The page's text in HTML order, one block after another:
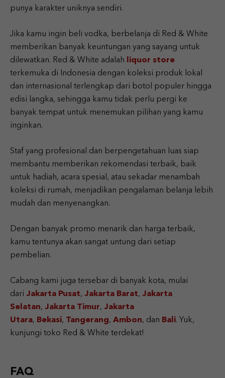
punya karakter uniknya sendiri.
Jika kamu ingin beli vodka, berbelanja di Red & White
memberikan banyak keuntungan yang sayang untuk
dilewatkan. Red & White adalah
liquor store
terkemuka di Indonesia dengan koleksi produk lokal
dan internasional terlengkap dari botol populer hingga
edisi langka, sehingga kamu tidak perlu pergi ke
banyak tempat untuk menemukan pilihan yang kamu
inginkan.
Staf yang profesional dan berpengetahuan luas siap
membantu memberikan rekomendasi terbaik, baik
untuk hadiah, acara spesial, atau sekadar menambah
koleksi di rumah, menjadikan pengalaman belanja lebih
mudah dan menyenangkan.
Dengan banyak promo menarik dan harga terbaik,
kamu tentunya akan sangat untung dari setiap
pembelian.
Cabang kami juga tersebar di banyak kota, mulai
dari Jakarta Pusat, Jakarta Barat, Jakarta
Selatan, Jakarta Timur, Jakarta
Utara, Bekasi, Tangerang, Ambon, dan Bali. Yuk,
kunjungi toko Red & White terdekat!
FAQ